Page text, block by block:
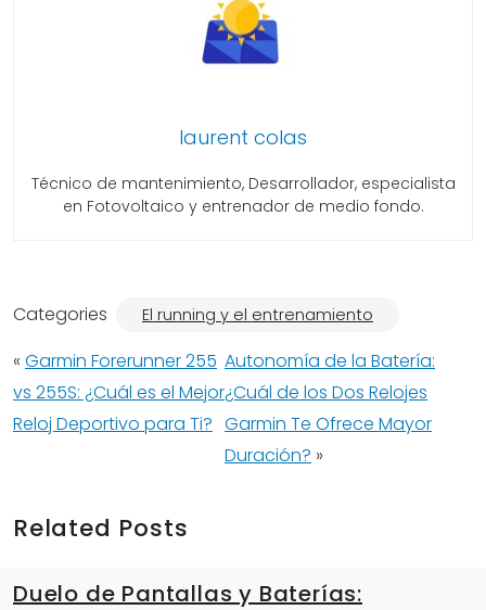
laurent colas
Técnico de mantenimiento, Desarrollador, especialista
en Fotovoltaico y entrenador de medio fondo.
Categories El running y el entrenamiento
« Garmin Forerunner 255
vs 255S: ¿Cuál es el Mejor
Reloj Deportivo para Ti?
Autonomía de la Batería:
¿Cuál de los Dos Relojes
Garmin Te Ofrece Mayor
Duración? »
Related Posts
Duelo de Pantallas y Baterías: